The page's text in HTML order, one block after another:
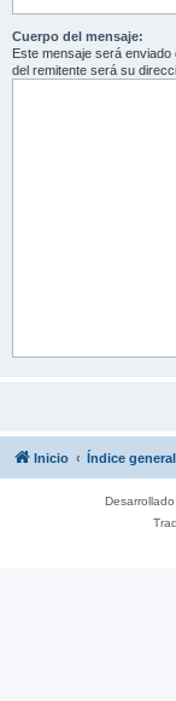
Cuerpo del mensaje:
Este mensaje será
del remitente será su
Inicio Índice general